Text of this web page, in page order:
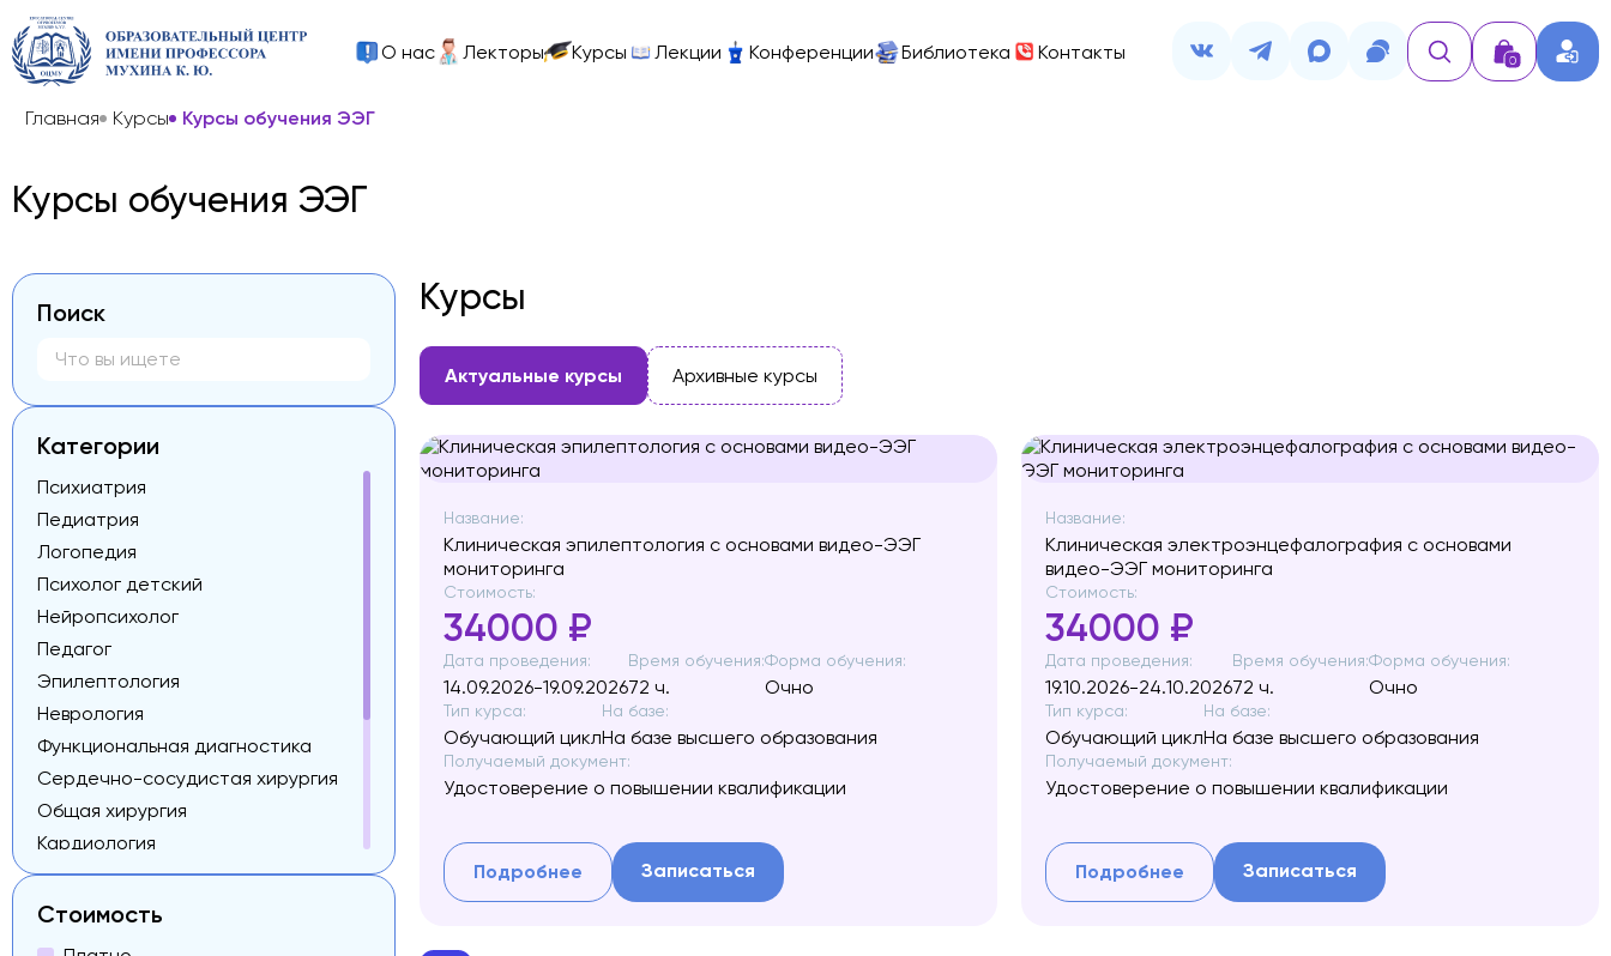
О нас Лекторы Курсы Лекции Конференции Библиотека Контакты 0
Главная Курсы Курсы обучения ЭЭГ
Курсы обучения ЭЭГ
Поиск
Категории
Психиатрия
Педиатрия
Логопедия
Психолог детский
Нейропсихолог
Педагог
Эпилептология
Неврология
Функциональная диагностика
Сердечно-сосудистая хирургия
Общая хирургия
Кардиология
Рентгенология
Микрохирургия
Стоимость
Курсы
Актуальные курсы Архивные курсы
Название:
Клиническая эпилептология с основами видео-ЭЭГ
мониторинга
Стоимость:
34000 ₽
Дата проведения:
14.09.2026-19.09.2026
Время обучения:
72 ч.
Форма обучения:
Очно
Тип курса:
Обучающий цикл
На базе:
На базе высшего образования
Получаемый документ:
Удостоверение о повышении квалификации
Подробнее Записаться
Название:
Клиническая электроэнцефалография с основами
видео-ЭЭГ мониторинга
Стоимость:
34000 ₽
Дата проведения:
19.10.2026-24.10.2026
Время обучения:
72 ч.
Форма обучения:
Очно
Тип курса:
Обучающий цикл
На базе:
На базе высшего образования
Получаемый документ:
Удостоверение о повышении квалификации
Подробнее Записаться